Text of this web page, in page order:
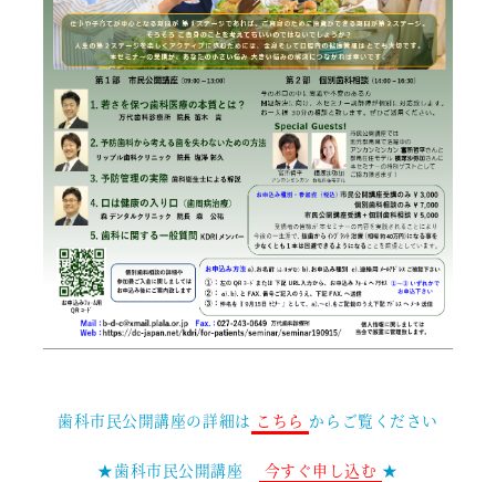
歯科市民公開講座の詳細は こちら からご覧ください
★歯科市民公開講座 今すぐ申し込む ★